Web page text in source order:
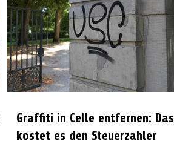
Graffiti in Celle entfernen: Das
kostet es den Steuerzahler